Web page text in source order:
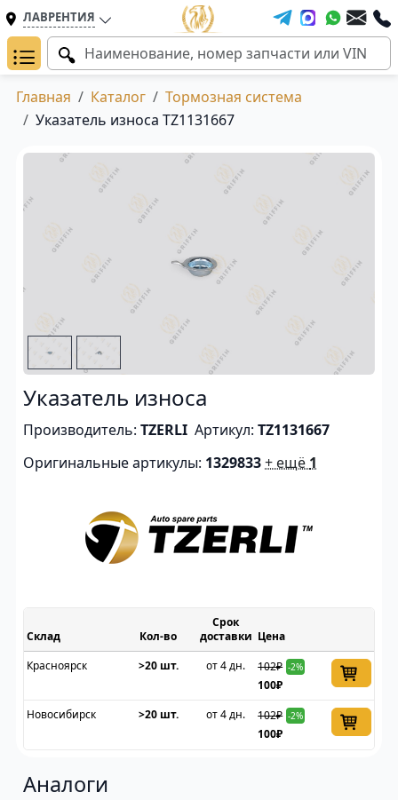
ЛАВРЕНТИЯ
Главная Каталог
Тормозная система
Указатель износа TZ1131667
Указатель износа
Производитель: TZERLI Артикул: TZ1131667
Оригинальные артикулы: 1329833+ ещё 1
Склад
Срок
доставки Цена
Красноярск
>20 шт. от 4 дн. 102₽ -2%
100₽
Новосибирск
>20 шт. от 4 дн. 102₽ -2%
100₽
Аналоги